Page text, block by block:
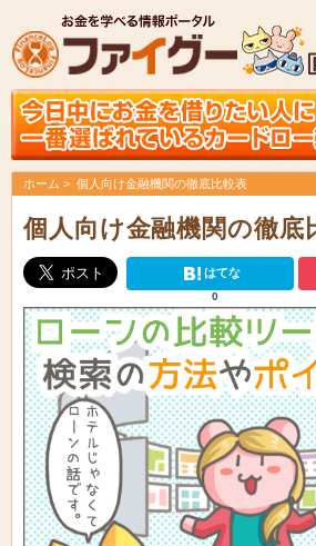
ホーム 個人向け金融機関の徹底比較表
個人向け金融機関の徹底
はてな
0